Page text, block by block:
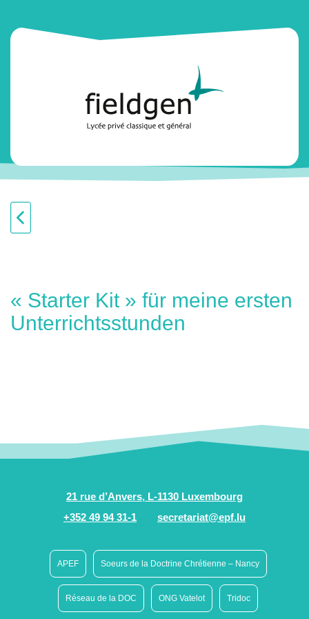
« Starter Kit » für meine ersten
Unterrichtsstunden
21 rue d’Anvers, L-1130 Luxembourg
+352 49 94 31-1
secretariat@epf.lu
APEF Soeurs de la Doctrine Chrétienne – Nancy
Réseau de la DOC ONG Vatelot Tridoc